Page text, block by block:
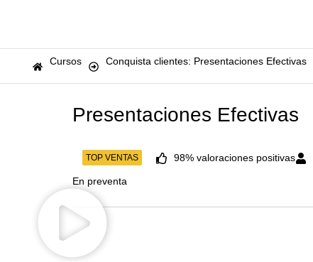
Cursos Conquista clientes: Presentaciones Efectivas
Presentaciones Efectivas
TOP VENTAS 98% valoraciones positivas
En preventa